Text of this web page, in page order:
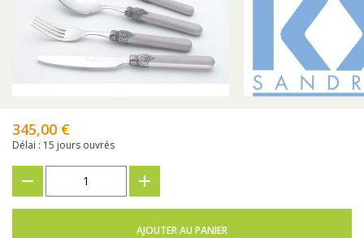
345,00 €
Délai : 15 jours ouvrés
AJOUTER AU PANIER